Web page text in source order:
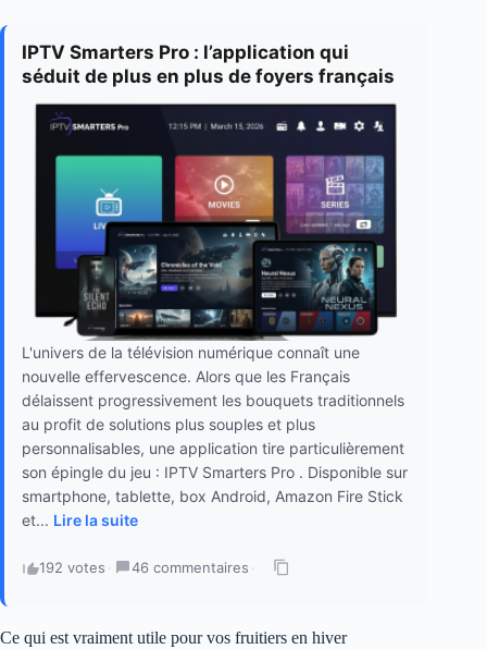
IPTV Smarters Pro : l’application qui
séduit de plus en plus de foyers français
L'univers de la télévision numérique connaît une
nouvelle effervescence. Alors que les Français
délaissent progressivement les bouquets traditionnels
au profit de solutions plus souples et plus
personnalisables, une application tire particulièrement
son épingle du jeu : IPTV Smarters Pro . Disponible sur
smartphone, tablette, box Android, Amazon Fire Stick
et... Lire la suite
192 votes · 46 commentaires ·
Ce qui est vraiment utile pour vos fruitiers en hiver